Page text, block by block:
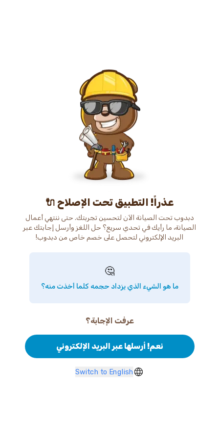
عذراً! التطبيق تحت الإصلاح 🔌
دبدوب تحت الصيانة الآن لتحسين تجربتك. حتى ننتهي أعمال
الصيانة، ما رأيك في تحدي سريع؟ حل اللغز وأرسل إجابتك عبر
البريد الإلكتروني لتحصل على خصم خاص من دبدوب!
🤔
ما هو الشيء الذي يزداد حجمه كلما أخذت منه؟
عرفت الإجابة؟
نعم! أرسلها عبر البريد الإلكتروني
Switch to English